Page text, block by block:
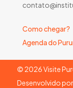
Como chegar?
Agenda do
© 2026Visite
Desenvolvido por